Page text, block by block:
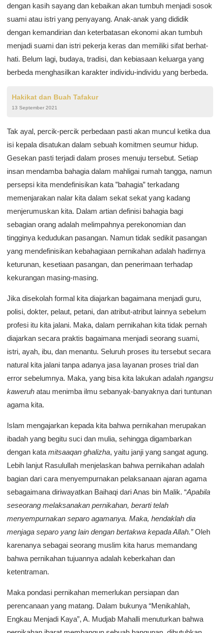
dengan kasih sayang dan kebaikan akan tumbuh menjadi sosok
suami atau istri yang penyayang. Anak-anak yang dididik
dengan kemandirian dan keterbatasan ekonomi akan tumbuh
menjadi suami dan istri pekerja keras dan memiliki sifat berhat-
hati. Belum lagi, budaya, tradisi, dan kebiasaan keluarga yang
berbeda menghasilkan karakter individu-individu yang berbeda.
Hakikat dan Buah Tafakur
13 September 2021
Tak ayal, percik-percik perbedaan pasti akan muncul ketika dua
isi kepala disatukan dalam sebuah komitmen seumur hidup.
Gesekan pasti terjadi dalam proses menuju tersebut. Setiap
insan mendamba bahagia dalam mahligai rumah tangga, namun
persepsi kita mendefinisikan kata ”bahagia” terkadang
memenjarakan nalar kita dalam sekat sekat yang kadang
menjerumuskan kita. Dalam artian definisi bahagia bagi
sebagian orang adalah melimpahnya perekonomian dan
tingginya kedudukan pasangan. Namun tidak sedikit pasangan
yang mendefinisikan kebahagiaan pernikahan adalah hadirnya
keturunan, kesetiaan pasangan, dan penerimaan terhadap
kekurangan masing-masing.
Jika disekolah formal kita diajarkan bagaimana menjadi guru,
polisi, dokter, pelaut, petani, dan atribut-atribut lainnya sebelum
profesi itu kita jalani. Maka, dalam pernikahan kita tidak pernah
diajarkan secara praktis bagaimana menjadi seorang suami,
istri, ayah, ibu, dan menantu. Seluruh proses itu tersebut secara
natural kita jalani tanpa adanya jasa layanan proses trial dan
error sebelumnya. Maka, yang bisa kita lakukan adalah ngangsu
kaweruh atau menimba ilmu sebanyak-banyaknya dari tuntunan
agama kita.
Islam mengajarkan kepada kita bahwa pernikahan merupakan
ibadah yang begitu suci dan mulia, sehingga digambarkan
dengan kata mitsaaqan ghalizha, yaitu janji yang sangat agung.
Lebih lanjut Rasulullah menjelaskan bahwa pernikahan adalah
bagian dari cara menyempurnakan pelaksanaan ajaran agama
sebagaimana diriwayatkan Baihaqi dari Anas bin Malik. “Apabila
seseorang melaksanakan pernikahan, berarti telah
menyempurnakan separo agamanya. Maka, hendaklah dia
menjaga separo yang lain dengan bertakwa kepada Allah.”Oleh
karenanya sebagai seorang muslim kita harus memandang
bahwa pernikahan tujuannya adalah keberkahan dan
ketentraman.
Maka pondasi pernikahan memerlukan persiapan dan
perencanaan yang matang. Dalam bukunya “Menikahlah,
Engkau Menjadi Kaya”, A. Mudjab Mahalli menuturkan bahwa